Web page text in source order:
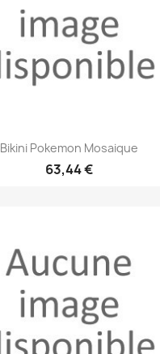
Aperçu rapide
Bikini Pokemon Mosaique
63,44 €